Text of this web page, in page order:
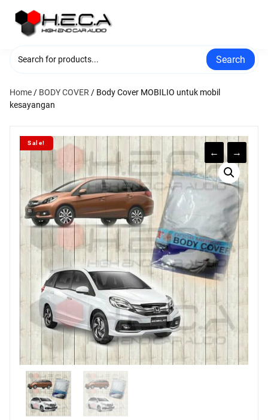
content
Search
Home/ BODY COVER/ Body Cover MOBILIO untuk mobil
kesayangan
Sale!
← →